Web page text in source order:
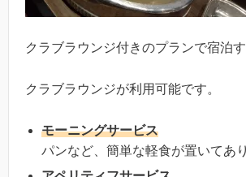
クラブラウンジ付きのプランで宿泊す
クラブラウンジが利用可能です。
モーニングサービス
パンなど、簡単な軽食が置いてあ